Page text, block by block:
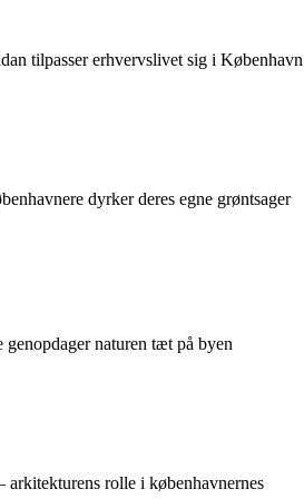
tilpasser erhvervslivet sig i København
dyrker deres egne grøntsager
naturen tæt på byen
arkitekturens rolle i københavnernes